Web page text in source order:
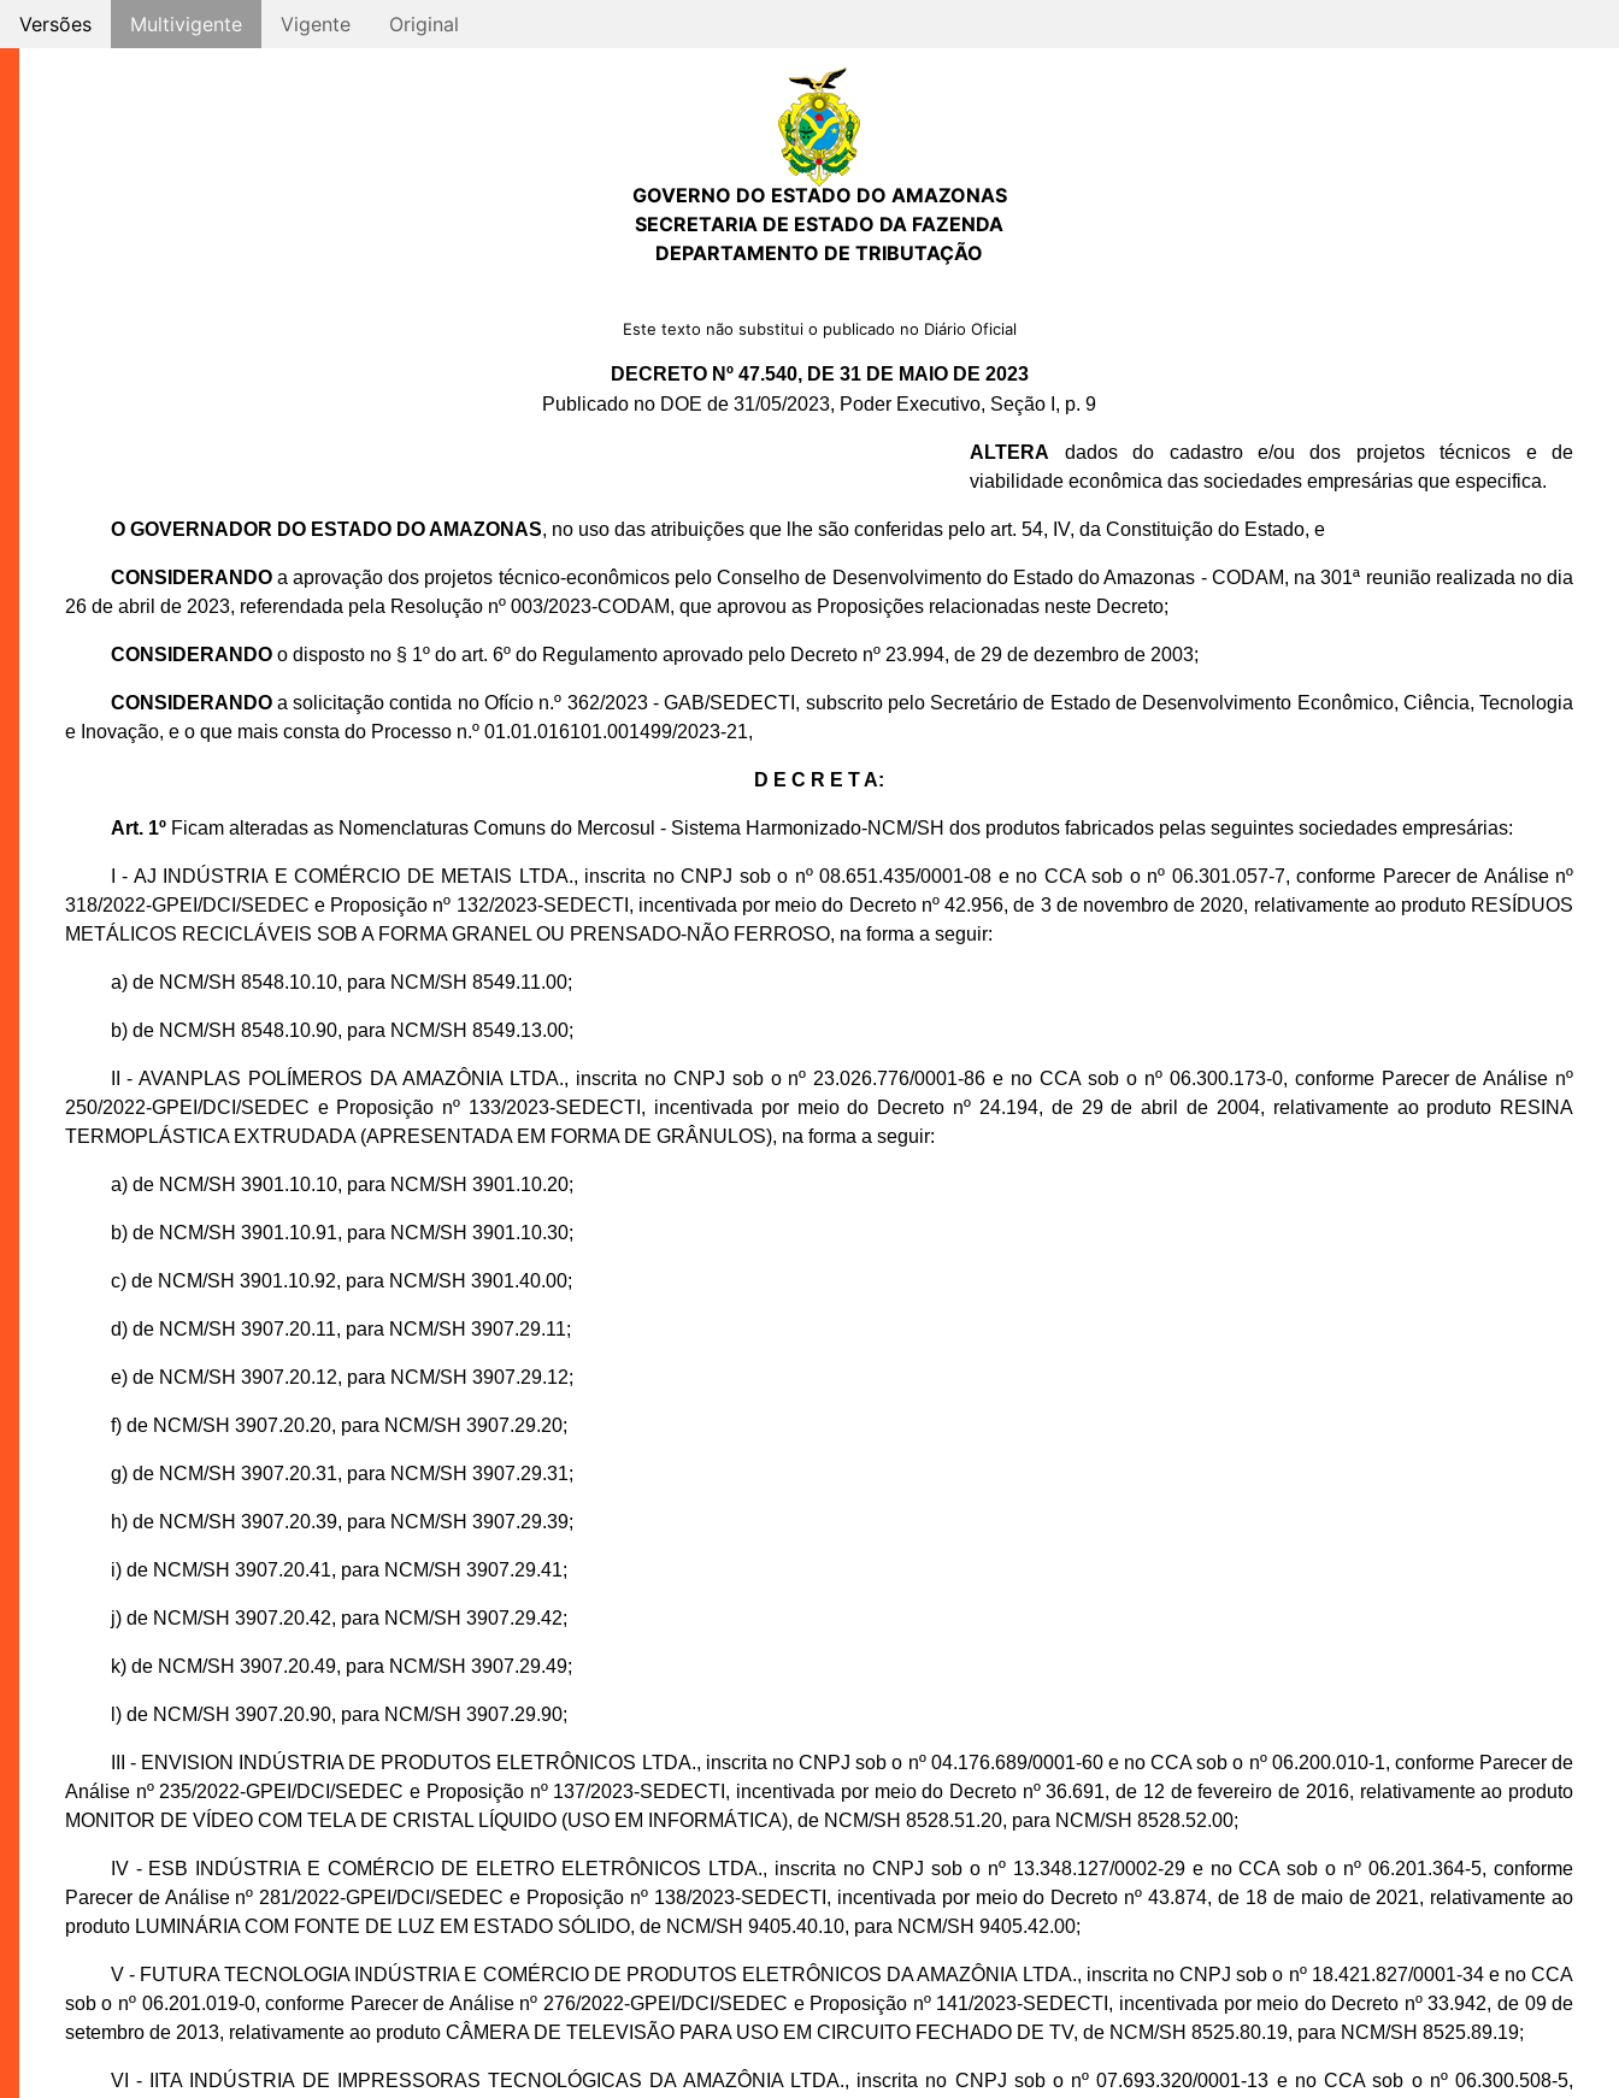
Versões Multivigente Vigente Original
GOVERNO DO ESTADO DO AMAZONAS
SECRETARIA DE ESTADO DA FAZENDA
DEPARTAMENTO DE TRIBUTAÇÃO
Este texto não substitui o publicado no Diário Oficial
DECRETO Nº 47.540, DE 31 DE MAIO DE 2023
Publicado no DOE de 31/05/2023, Poder Executivo, Seção I, p. 9
ALTERA dados do cadastro e/ou dos projetos técnicos e de
viabilidade econômica das sociedades empresárias que especifica.
O GOVERNADOR DO ESTADO DO AMAZONAS, no uso das atribuições que lhe são conferidas pelo art. 54, IV, da Constituição do Estado, e
CONSIDERANDOa aprovação dos projetos técnico-econômicos pelo Conselho de Desenvolvimento do Estado do Amazonas - CODAM, na 301ª reunião realizada no dia
26 de abril de 2023, referendada pela Resolução nº 003/2023-CODAM, que aprovou as Proposições relacionadas neste Decreto;
CONSIDERANDOo disposto no § 1º do art. 6º do Regulamento aprovado pelo Decreto nº 23.994, de 29 de dezembro de 2003;
CONSIDERANDOa solicitação contida no Ofício n.º 362/2023 - GAB/SEDECTI, subscrito pelo Secretário de Estado de Desenvolvimento Econômico, Ciência, Tecnologia
e Inovação, e o que mais consta do Processo n.º 01.01.016101.001499/2023-21,
D E C R E T A:
Art. 1ºFicam alteradas as Nomenclaturas Comuns do Mercosul - Sistema Harmonizado-NCM/SH dos produtos fabricados pelas seguintes sociedades empresárias:
I - AJ INDÚSTRIA E COMÉRCIO DE METAIS LTDA., inscrita no CNPJ sob o nº 08.651.435/0001-08 e no CCA sob o nº 06.301.057-7, conforme Parecer de Análise nº
318/2022-GPEI/DCI/SEDEC e Proposição nº 132/2023-SEDECTI, incentivada por meio do Decreto nº 42.956, de 3 de novembro de 2020, relativamente ao produto RESÍDUOS
METÁLICOS RECICLÁVEIS SOB A FORMA GRANEL OU PRENSADO-NÃO FERROSO, na forma a seguir:
a) de NCM/SH 8548.10.10, para NCM/SH 8549.11.00;
b) de NCM/SH 8548.10.90, para NCM/SH 8549.13.00;
II - AVANPLAS POLÍMEROS DA AMAZÔNIA LTDA., inscrita no CNPJ sob o nº 23.026.776/0001-86 e no CCA sob o nº 06.300.173-0, conforme Parecer de Análise nº
250/2022-GPEI/DCI/SEDEC e Proposição nº 133/2023-SEDECTI, incentivada por meio do Decreto nº 24.194, de 29 de abril de 2004, relativamente ao produto RESINA
TERMOPLÁSTICA EXTRUDADA (APRESENTADA EM FORMA DE GRÂNULOS), na forma a seguir:
a) de NCM/SH 3901.10.10, para NCM/SH 3901.10.20;
b) de NCM/SH 3901.10.91, para NCM/SH 3901.10.30;
c) de NCM/SH 3901.10.92, para NCM/SH 3901.40.00;
d) de NCM/SH 3907.20.11, para NCM/SH 3907.29.11;
e) de NCM/SH 3907.20.12, para NCM/SH 3907.29.12;
f) de NCM/SH 3907.20.20, para NCM/SH 3907.29.20;
g) de NCM/SH 3907.20.31, para NCM/SH 3907.29.31;
h) de NCM/SH 3907.20.39, para NCM/SH 3907.29.39;
i) de NCM/SH 3907.20.41, para NCM/SH 3907.29.41;
j) de NCM/SH 3907.20.42, para NCM/SH 3907.29.42;
k) de NCM/SH 3907.20.49, para NCM/SH 3907.29.49;
l) de NCM/SH 3907.20.90, para NCM/SH 3907.29.90;
III - ENVISION INDÚSTRIA DE PRODUTOS ELETRÔNICOS LTDA., inscrita no CNPJ sob o nº 04.176.689/0001-60 e no CCA sob o nº 06.200.010-1, conforme Parecer de
Análise nº 235/2022-GPEI/DCI/SEDEC e Proposição nº 137/2023-SEDECTI, incentivada por meio do Decreto nº 36.691, de 12 de fevereiro de 2016, relativamente ao produto
MONITOR DE VÍDEO COM TELA DE CRISTAL LÍQUIDO (USO EM INFORMÁTICA), de NCM/SH 8528.51.20, para NCM/SH 8528.52.00;
IV - ESB INDÚSTRIA E COMÉRCIO DE ELETRO ELETRÔNICOS LTDA., inscrita no CNPJ sob o nº 13.348.127/0002-29 e no CCA sob o nº 06.201.364-5, conforme
Parecer de Análise nº 281/2022-GPEI/DCI/SEDEC e Proposição nº 138/2023-SEDECTI, incentivada por meio do Decreto nº 43.874, de 18 de maio de 2021, relativamente ao
produto LUMINÁRIA COM FONTE DE LUZ EM ESTADO SÓLIDO, de NCM/SH 9405.40.10, para NCM/SH 9405.42.00;
V - FUTURA TECNOLOGIA INDÚSTRIA E COMÉRCIO DE PRODUTOS ELETRÔNICOS DA AMAZÔNIA LTDA., inscrita no CNPJ sob o nº 18.421.827/0001-34 e no CCA
sob o nº 06.201.019-0, conforme Parecer de Análise nº 276/2022-GPEI/DCI/SEDEC e Proposição nº 141/2023-SEDECTI, incentivada por meio do Decreto nº 33.942, de 09 de
setembro de 2013, relativamente ao produto CÂMERA DE TELEVISÃO PARA USO EM CIRCUITO FECHADO DE TV, de NCM/SH 8525.80.19, para NCM/SH 8525.89.19;
VI - IITA INDÚSTRIA DE IMPRESSORAS TECNOLÓGICAS DA AMAZÔNIA LTDA., inscrita no CNPJ sob o nº 07.693.320/0001-13 e no CCA sob o nº 06.300.508-5,